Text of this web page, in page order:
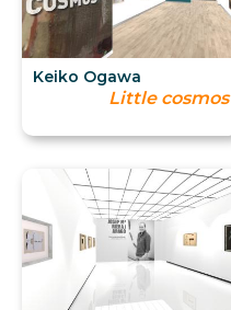
Keiko Ogawa
Little cosmos